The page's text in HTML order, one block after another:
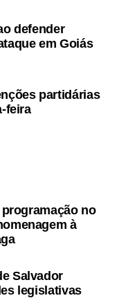
defender
em Goiás
partidárias
feira
no
à
Salvador
legislativas